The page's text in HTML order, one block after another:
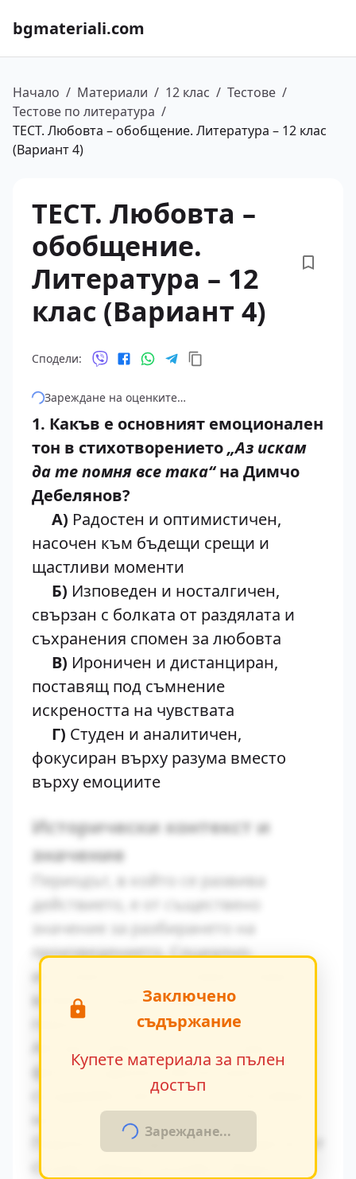
bgmateriali.com
Начало / Материали / 12 клас / Тестове /
Тестове по литература /
ТЕСТ. Любовта – обобщение. Литература – 12 клас
(Вариант 4)
ТЕСТ. Любовта –
обобщение.
Литература – 12
клас (Вариант 4)
Сподели:
Зареждане на оценките…
1. Какъв е основният емоционален
тон в стихотворението„Аз искам
да те помня все така“на Димчо
Дебелянов?
А) Радостен и оптимистичен,
насочен към бъдещи срещи и
щастливи моменти
Б) Изповеден и носталгичен,
свързан с болката от раздялата и
съхранения спомен за любовта
В) Ироничен и дистанциран,
поставящ под съмнение
искреността на чувствата
Г) Студен и аналитичен,
фокусиран върху разума вместо
върху емоциите
Исторически контекст и
значение
Периодът, в който се развива
действието, е от съществено
значение за разбирането на
произведението. Социално-
икономическите условия оказват
влияние върху поведението на
героите.
факти в художествения разказ,
създавайки автентична атмосфера
на епохата.
Паралелите с други произведения от
същия период показват общите
Заключено
съдържание
Купете материала за пълен
достъп
Зареждане...